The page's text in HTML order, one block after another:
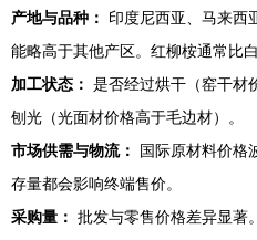
产地与品种：
印度尼西亚、马来西
能略高于其他产区。红柳桉通常比
加工状态： 是否经过烘干（窑干材
刨光（光面材价格高于毛边材）。
市场供需与物流：
国际原材料价格
存量都会影响终端售价。
采购量： 批发与零售价格差异显著。